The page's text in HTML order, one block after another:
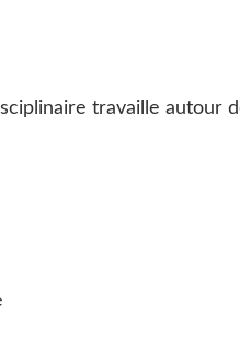
travaille autour